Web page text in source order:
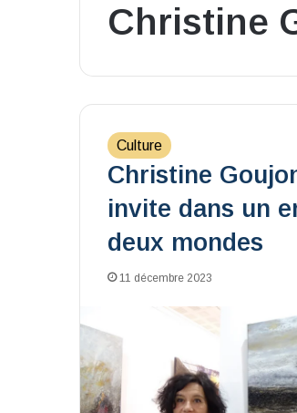
Christine
Culture
Christine
invite dans un
deux mondes
11 décembre 2023